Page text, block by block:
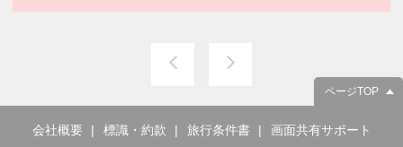
ページTOP
会社概要 標識・約款 旅行条件書 画面共有サポート